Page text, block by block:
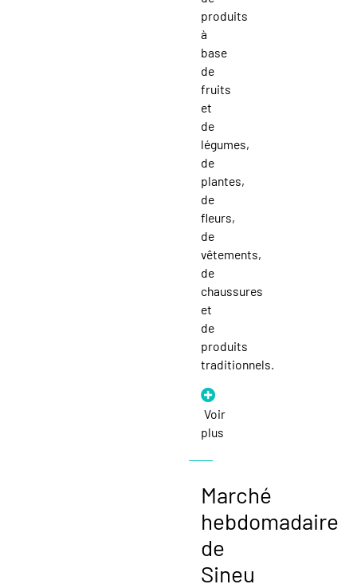
produits
à
base
de
fruits
et
de
légumes,
de
plantes,
de
fleurs,
de
vêtements,
de
chaussures
et
de
produits
traditionnels.
Voir
plus
Marché
hebdomadaire
de
Sineu